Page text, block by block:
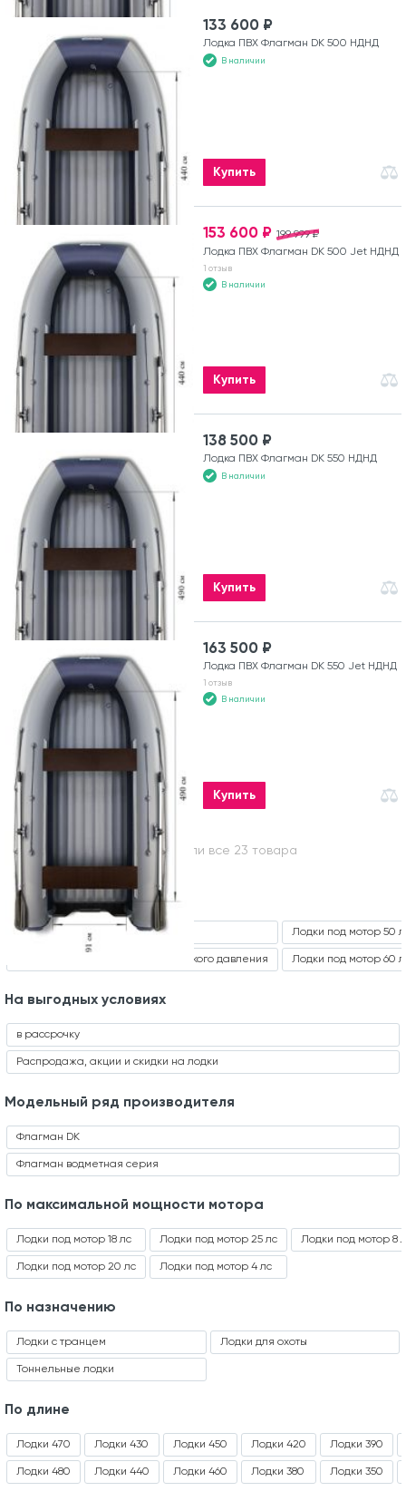
133 600 ₽
Лодка ПВХ Флагман DK 500 НДНД
В наличии
Купить
199 999 ₽
153 600 ₽
Лодка ПВХ Флагман DK 500 Jet НДНД
1 отзыв
В наличии
Купить
138 500 ₽
Лодка ПВХ Флагман DK 550 НДНД
В наличии
Купить
163 500 ₽
Лодка ПВХ Флагман DK 550 Jet НДНД
1 отзыв
В наличии
Купить
Вы посмотрели все 23 товара
Часто ищут
Килевые лодки ПВХ
Лодки НДНД с надувным дном низкого давления
Лодки под мотор 50
Лодки под мотор 60
На выгодных условиях
в рассрочку
Распродажа, акции и скидки на лодки
Модельный ряд производителя
Флагман DK
Флагман водметная серия
По максимальной мощности мотора
Лодки под мотор 18 лс
Лодки под мотор 20 лс
Лодки под мотор 25 лс
Лодки под мотор 4 лс
Лодки под мотор 8
По назначению
Лодки с транцем
Тоннельные лодки
Лодки для охоты
По длине
Лодки 470
Лодки 480
Лодки 430
Лодки 440
Лодки 450
Лодки 460
Лодки 420
Лодки 380
Лодки 390
Лодки 350